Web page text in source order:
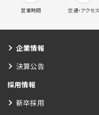
営業時間 交通・アクセス
企業情報
決算公告
採用情報
新卒採用